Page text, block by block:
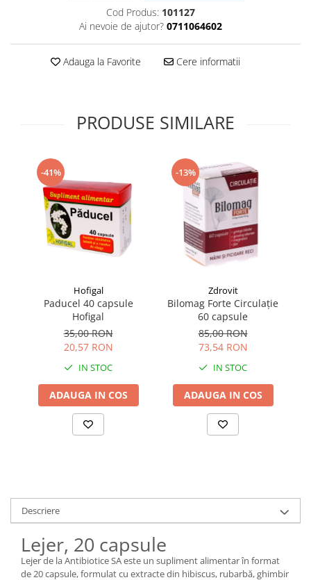
Tincturi si Gemoderivate
Tuse gat si respiratie
Cod Produs: 101127
Ai nevoie de ajutor? 0711064602
Adauga la Favorite Cere informatii
PRODUSE SIMILARE
-41%
Hofigal
Paducel 40 capsule
Hofigal
35,00 RON
20,57 RON
IN STOC
ADAUGA IN COS
-13%
Zdrovit
Bilomag Forte Circulație
60 capsule
85,00 RON
73,54 RON
IN STOC
ADAUGA IN COS
Descriere
Lejer, 20 capsule
Lejer de la Antibiotice SA este un supliment alimentar în format
de 20 capsule, formulat cu extracte din hibiscus, rubarbă, ghimbir